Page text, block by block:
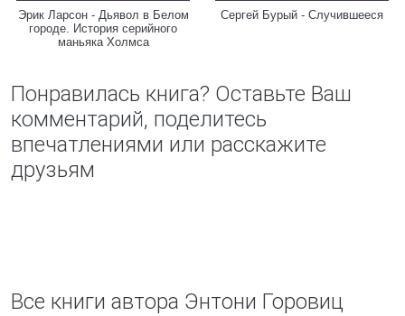
Эрик Ларсон - Дьявол в Белом
городе. История серийного
маньяка Холмса
Сергей Бурый - Случившееся
Понравилась книга? Оставьте Ваш
комментарий, поделитесь
впечатлениями или расскажите
друзьям
Все книги автора Энтони Горовиц